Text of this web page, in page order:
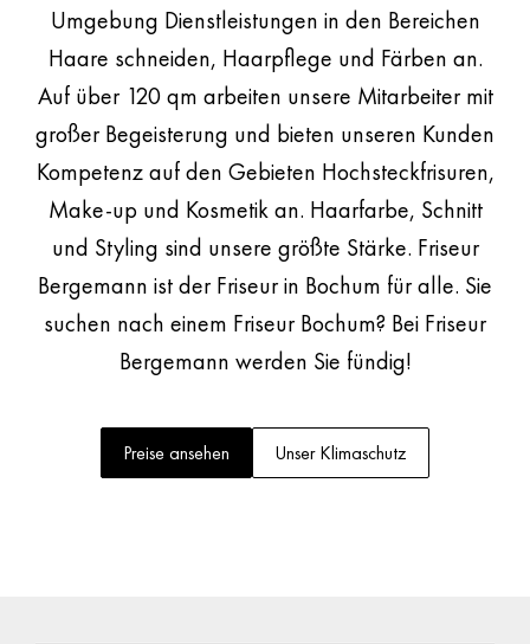
Umgebung Dienstleistungen in den Bereichen
Haare schneiden, Haarpflege und Färben an.
Auf über 120 qm arbeiten unsere Mitarbeiter mit
großer Begeisterung und bieten unseren Kunden
Kompetenz auf den Gebieten Hochsteckfrisuren,
Make-up und Kosmetik an. Haarfarbe, Schnitt
und Styling sind unsere größte Stärke. Friseur
Bergemann ist der Friseur in Bochum für alle. Sie
suchen nach einem Friseur Bochum? Bei Friseur
Bergemann werden Sie fündig!
Preise ansehen Unser Klimaschutz